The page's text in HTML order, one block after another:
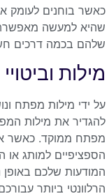
שהיא למעשה
שלהם בכמה דרכים
מילות
על ידי מילות מפתח
להגדיר את מילות
מפתח ממוקד. כאשר
הספציפיים למותג
המודעות שלכם באופן
הרלוונטי ביותר